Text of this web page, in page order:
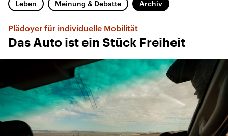
Leben Meinung & Debatte Archiv
Plädoyer für individuelle Mobilität
Das Auto ist ein Stück Freiheit